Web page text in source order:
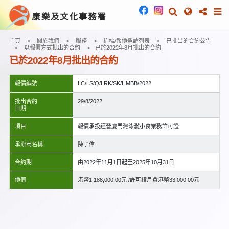
主頁 關於我們 服務 招標/報價邀請列表
已批出的合約公告
以報價方式批出的合約
已於2022年8月批出的合約
已於2022年8月批出的合約
報價編號 LC/LS/Q/LRK/SK/HMBB/2022
批出合約
日期
29/8/2022
項目 報價承投經營廈門灣泳灘小食業務許可證
承辦商名稱 陳子偉
合約期 由2022年11月1日起至2025年10月31日
價值 港幣1,188,000.00元 /許可證月費港幣33,000.00元